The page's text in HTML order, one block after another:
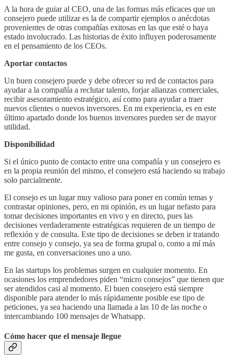
A la hora de guiar al CEO, una de las formas más eficaces que un
consejero puede utilizar es la de compartir ejemplos o anécdotas
provenientes de otras compañías exitosas en las que esté o haya
estado involucrado. Las historias de éxito influyen poderosamente
en el pensamiento de los CEOs.
Aportar contactos
Un buen consejero puede y debe ofrecer su red de contactos para
ayudar a la compañía a reclutar talento, forjar alianzas comerciales,
recibir asesoramiento estratégico, así como para ayudar a traer
nuevos clientes o nuevos inversores. En mi experiencia, es en este
último apartado donde los buenos inversores pueden ser de mayor
utilidad.
Disponibilidad
Si el único punto de contacto entre una compañía y un consejero es
en la propia reunión del mismo, el consejero está haciendo su trabajo
solo parcialmente.
El consejo es un lugar muy valioso para poner en común temas y
contrastar opiniones, pero, en mi opinión, es un lugar nefasto para
tomar decisiones importantes en vivo y en directo, pues las
decisiones verdaderamente estratégicas requieren de un tiempo de
reflexión y de consulta. Este tipo de decisiones se deben ir tratando
entre consejo y consejo, ya sea de forma grupal o, como a mí más
me gusta, en conversaciones uno a uno.
En las startups los problemas surgen en cualquier momento. En
ocasiones los emprendedores piden “micro consejos” que tienen que
ser atendidos casi al momento. El buen consejero está siempre
disponible para atender lo más rápidamente posible ese tipo de
peticiones, ya sea haciendo una llamada a las 10 de las noche o
intercambiando 100 mensajes de Whatsapp.
Cómo hacer que el mensaje llegue